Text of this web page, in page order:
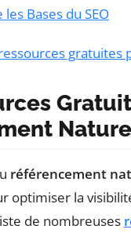
Bases du SEO
référencement
optimiser la
de nombreuses